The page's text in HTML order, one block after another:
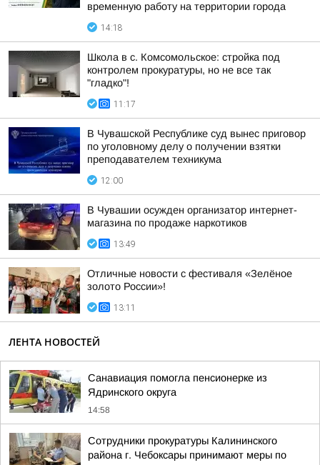
временную работу на территории города
14:18
Школа в с. Комсомольское: стройка под
контролем прокуратуры, но не все так
"гладко"!
11:17
В Чувашской Республике суд вынес приговор
по уголовному делу о получении взятки
преподавателем техникума
12:00
В Чувашии осужден организатор интернет-
магазина по продаже наркотиков
13:49
Отличные новости с фестиваля «Зелёное
золото России»!
13:11
ЛЕНТА НОВОСТЕЙ
Санавиация помогла пенсионерке из
Ядринского округа
14:58
Сотрудники прокуратуры Калининского
района г. Чебоксары принимают меры по